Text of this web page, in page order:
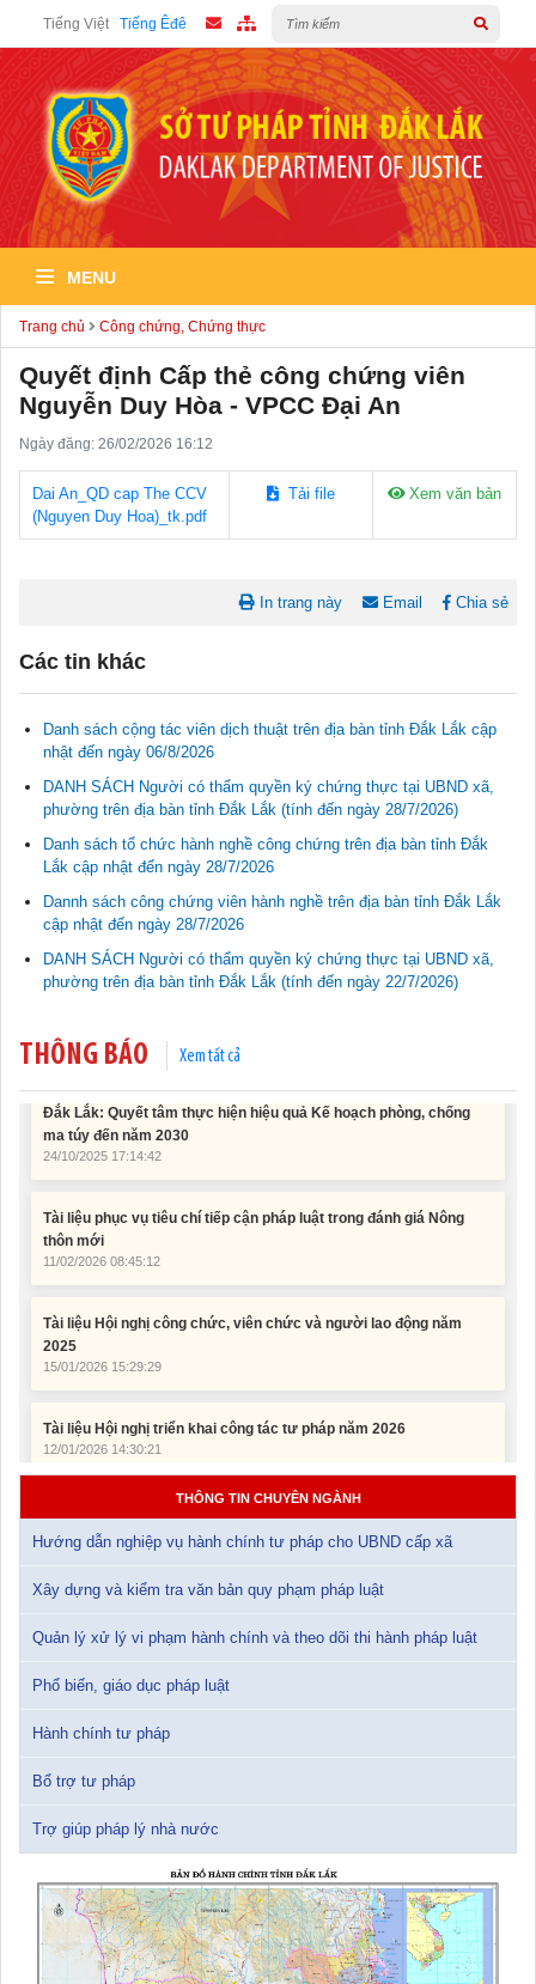
Tiếng Việt Tiếng Êđê
MENU
Trang chủ Công chứng, Chứng thực
Quyết định Cấp thẻ công chứng viên
Nguyễn Duy Hòa - VPCC Đại An
Ngày đăng: 26/02/2026 16:12
Dai An_QD cap The CCV
(Nguyen Duy Hoa)_tk.pdf
Tải file Xem văn bản
In trang này Email Chia sẻ
Các tin khác
Danh sách cộng tác viên dịch thuật trên địa bàn tỉnh Đắk Lắk cập
nhật đến ngày 06/8/2026
DANH SÁCH Người có thẩm quyền ký chứng thực tại UBND xã,
phường trên địa bàn tỉnh Đắk Lắk (tính đến ngày 28/7/2026)
Danh sách tổ chức hành nghề công chứng trên địa bàn tỉnh Đắk
Lắk cập nhật đến ngày 28/7/2026
Dannh sách công chứng viên hành nghề trên địa bàn tỉnh Đắk Lắk
cập nhật đến ngày 28/7/2026
DANH SÁCH Người có thẩm quyền ký chứng thực tại UBND xã,
phường trên địa bàn tỉnh Đắk Lắk (tính đến ngày 22/7/2026)
THÔNG BÁO Xem tất cả
Tài liệu phục vụ tiêu chí tiếp cận pháp luật trong đánh giá Nông
thôn mới
Tài liệu Hội nghị công chức, viên chức và người lao động năm
2025
15/01/2026 15:29:29
Tài liệu Hội nghị triển khai công tác tư pháp năm 2026
12/01/2026 14:30:21
Sổ tay tìm hiểu các quy định pháp luật về đăng ký doanh nghiệp và
pháp luật thuế thu nhập cá nhân
Đắk Lắk: Quyết tâm thực hiện hiệu quả Kế hoạch phòng, chống
ma túy đến năm 2030
24/10/2025 17:14:42
11/02/2026 08:45:12
15/01/2026 15:29:29
pháp luật thuế thu nhập cá nhân
ma túy đến năm 2030
THÔNG TIN CHUYÊN NGÀNH
Hướng dẫn nghiệp vụ hành chính tư pháp cho UBND cấp xã
Xây dựng và kiểm tra văn bản quy phạm pháp luật
Quản lý xử lý vi phạm hành chính và theo dõi thi hành pháp luật
Phổ biến, giáo dục pháp luật
Hành chính tư pháp
Bổ trợ tư pháp
Trợ giúp pháp lý nhà nước